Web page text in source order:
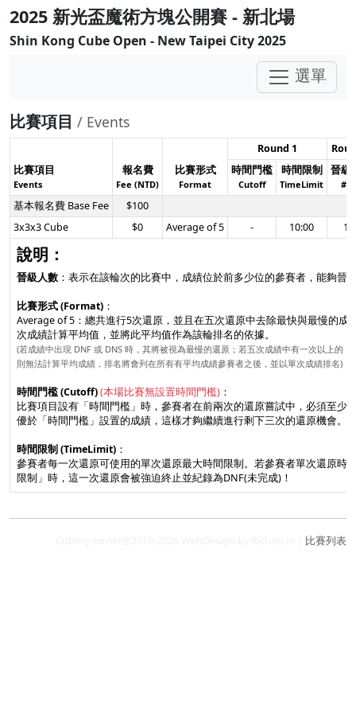
2025 新光盃魔術方塊公開賽 - 新北場
Shin Kong Cube Open - New Taipei City 2025
選單
比賽項目 / Events
比賽項目
Events
報名費
Fee (NTD)
比賽形式
Format
Round 1
時間門檻
Cutoff
時間限制
TimeLimit
晉級
基本報名費 Base Fee
$100
3x3x3 Cube
$0 Average of 5 - 10:00
說明：
晉級人數 ：表示在該輪次的比賽中，成績位於前多少位的參賽者，能夠晉
比賽形式 (Format) ：
Average of 5：總共進行5次還原，並且在五次還原中去除最快與最慢的成
次成績計算平均值，並將此平均值作為該輪排名的依據。
(若成績中出現 DNF 或 DNS 時，其將被視為最慢的還原；若五次成績中有一次以上的
則無法計算平均成績，排名將會列在所有有平均成績參賽者之後，並以單次成績排名)
時間門檻 (Cutoff)(本場比賽無設置時間門檻) ：
比賽項目設有「時間門檻」時，參賽者在前兩次的還原嘗試中，必須至少
優於「時間門檻」設置的成績，這樣才夠繼續進行剩下三次的還原機會。
時間限制 (TimeLimit) ：
參賽者每一次還原可使用的單次還原最大時間限制。若參賽者單次還原時
限制」時，這一次還原會被強迫終止並紀錄為DNF(未完成)！
比賽列表